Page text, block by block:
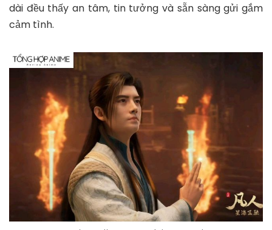
dài đều thấy an tâm, tin tưởng và sẵn sàng gửi gắm
cảm tình.